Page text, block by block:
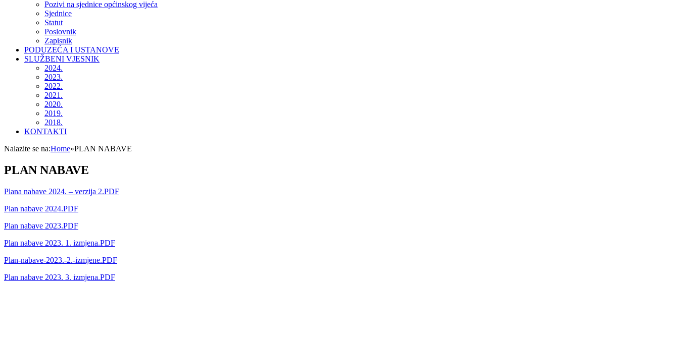
Pozivi na sjednice općinskog vijeća
Sjednice
Statut
Poslovnik
Zapisnik
PODUZEĆA I USTANOVE
SLUŽBENI VJESNIK
2024.
2023.
2022.
2021.
2020.
2019.
2018.
KONTAKTI
Nalazite se na:Home»PLAN NABAVE
PLAN NABAVE
Plana nabave 2024. – verzija 2.PDF
Plan nabave 2024.PDF
Plan nabave 2023.PDF
Plan nabave 2023. 1. izmjena.PDF
Plan-nabave-2023.-2.-izmjene.PDF
Plan nabave 2023. 3. izmjena.PDF